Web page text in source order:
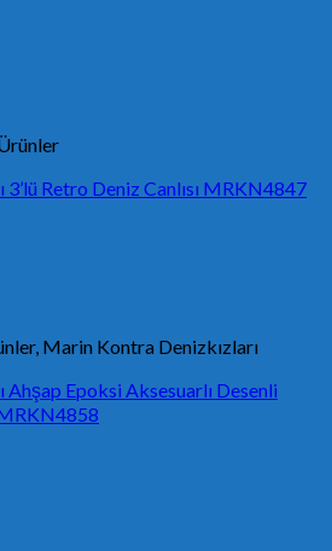
3’lü Retro Deniz Canlısı MRKN4847
Marin Kontra Denizkızları
Ahşap Epoksi Aksesuarlı Desenli
MRKN4858